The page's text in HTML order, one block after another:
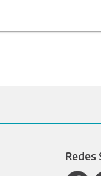
Redes